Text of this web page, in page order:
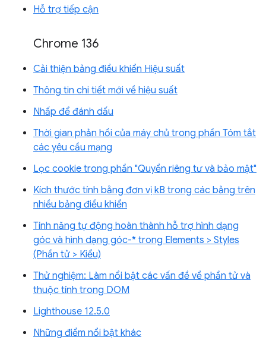
Hỗ trợ tiếp cận
Chrome 136
Cải thiện bảng điều khiển Hiệu suất
Thông tin chi tiết mới về hiệu suất
Nhấp để đánh dấu
Thời gian phản hồi của máy chủ trong phần Tóm tắt
các yêu cầu mạng
Lọc cookie trong phần "Quyền riêng tư và bảo mật"
Kích thước tính bằng đơn vị kB trong các bảng trên
nhiều bảng điều khiển
Tính năng tự động hoàn thành hỗ trợ hình dạng
góc và hình dạng góc-* trong Elements > Styles
(Phần tử > Kiểu)
Thử nghiệm: Làm nổi bật các vấn đề về phần tử và
thuộc tính trong DOM
Lighthouse 12.5.0
Những điểm nổi bật khác